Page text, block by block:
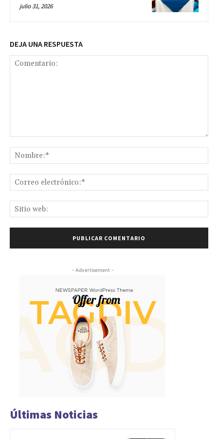
julio 31, 2026
DEJA UNA RESPUESTA
- Advertisement -
Últimas Noticias